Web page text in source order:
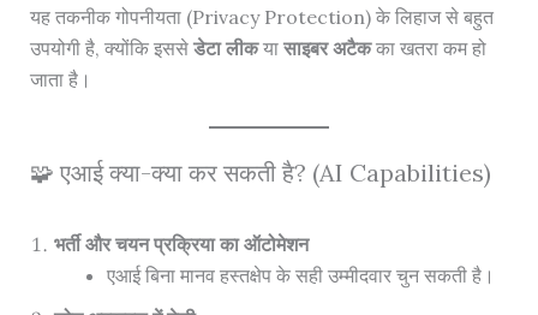
यह तकनीक गोपनीयता (Privacy Protection) के लिहाज से बहुत
उपयोगी है, क्योंकि इससे डेटा लीकया साइबर अटैकका खतरा कम हो
जाता है।
🧩 एआई क्या-क्या कर सकती है? (AI Capabilities)
भर्ती और चयन प्रक्रिया का ऑटोमेशन
एआई बिना मानव हस्तक्षेप के सही उम्मीदवार चुन सकती है।